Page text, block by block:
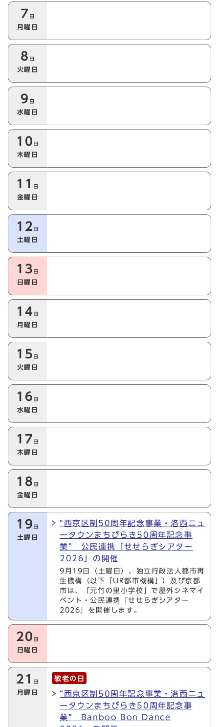
7 日
月曜日
8 日
火曜日
9 日
水曜日
10 日
木曜日
11 日
金曜日
12 日
土曜日
13 日
日曜日
14 日
月曜日
15 日
火曜日
16 日
水曜日
17 日
木曜日
18 日
金曜日
19 日
土曜日
“西京区制50周年記念事業・洛西ニュ
ータウンまちびらき50周年記念事
業” 公民連携「せせらぎシアター
2026」の開催
9月19日（土曜日）、独立行政法人都市再
生機構（以下「UR都市機構」）及び京都
市は、「元竹の里小学校」で屋外シネマイ
ベント・公民連携「せせらぎシアター
2026」を開催します。
20 日
日曜日
21 日
月曜日
敬老の日
“西京区制50周年記念事業・洛西ニュ
ータウンまちびらき50周年記念事
業” Banboo Bon Dance